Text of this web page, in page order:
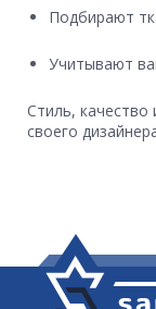
Подбирают
Учитывают
Стиль,
своего